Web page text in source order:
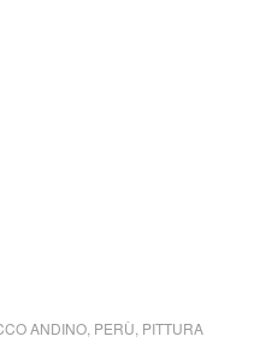
ANDINO, PERÙ PITTURA